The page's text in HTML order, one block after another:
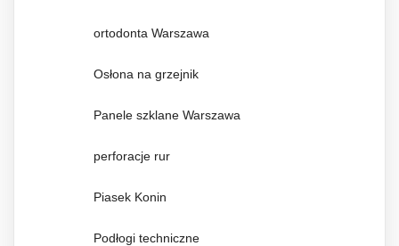
ortodonta Warszawa
Osłona na grzejnik
Panele szklane Warszawa
perforacje rur
Piasek Konin
Podłogi techniczne